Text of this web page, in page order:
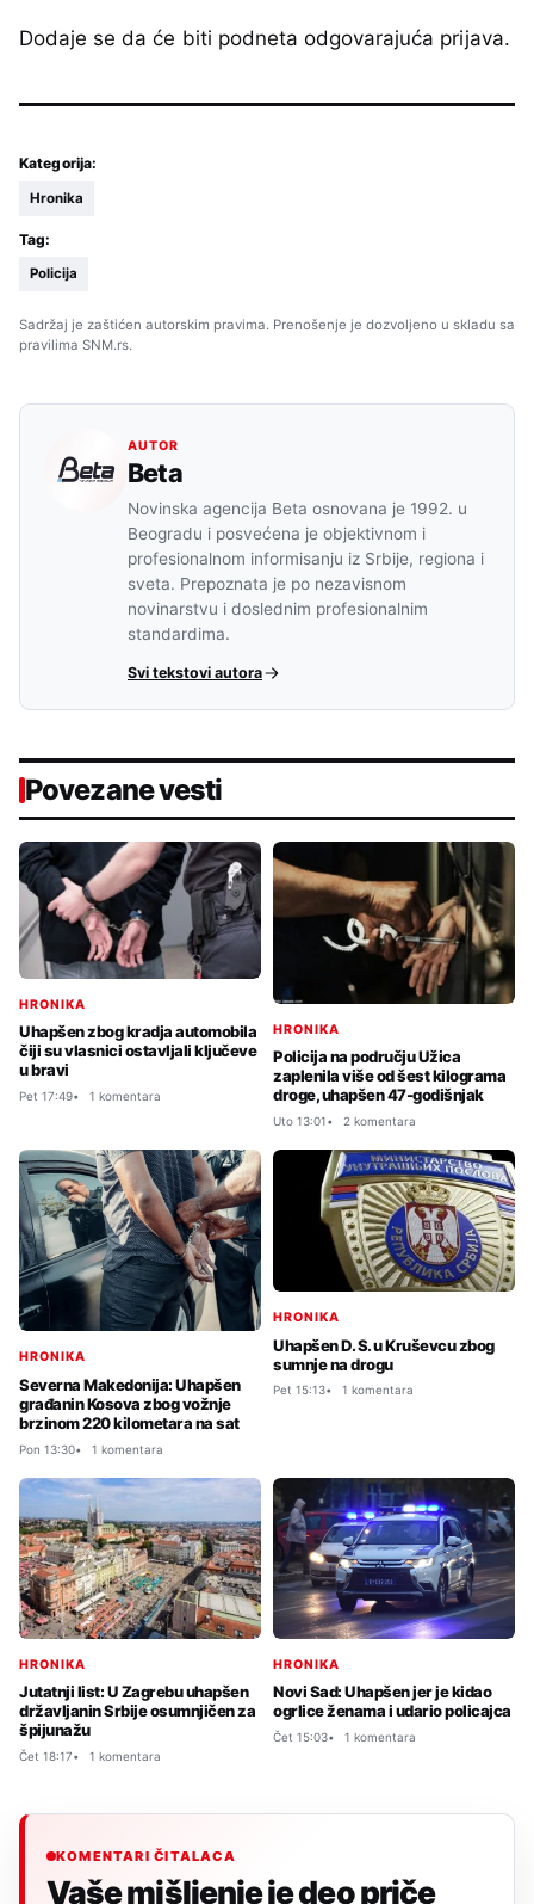
Dodaje se da će biti podneta odgovarajuća prijava.
Kategorija:
Hronika
Tag:
Policija
Sadržaj je zaštićen autorskim pravima. Prenošenje je dozvoljeno u skladu sa
pravilima SNM.rs.
AUTOR
Beta
Novinska agencija Beta osnovana je 1992. u
Beogradu i posvećena je objektivnom i
profesionalnom informisanju iz Srbije, regiona i
sveta. Prepoznata je po nezavisnom
novinarstvu i doslednim profesionalnim
standardima.
Svi tekstovi autora
Povezane vesti
HRONIKA
Uhapšen zbog kradja automobila
čiji su vlasnici ostavljali ključeve
u bravi
Pet 17:49 1 komentara
HRONIKA
Policija na području Užica
zaplenila više od šest kilograma
droge, uhapšen 47-godišnjak
Uto 13:01 2 komentara
HRONIKA
Severna Makedonija: Uhapšen
građanin Kosova zbog vožnje
brzinom 220 kilometara na sat
Pon 13:30 1 komentara
HRONIKA
Uhapšen D. S. u Kruševcu zbog
sumnje na drogu
Pet 15:13 1 komentara
HRONIKA
Jutatnji list: U Zagrebu uhapšen
državljanin Srbije osumnjičen za
špijunažu
Čet 18:17 1 komentara
HRONIKA
Novi Sad: Uhapšen jer je kidao
ogrlice ženama i udario policajca
Čet 15:03 1 komentara
KOMENTARI ČITALACA
Vaše mišljenje je deo priče